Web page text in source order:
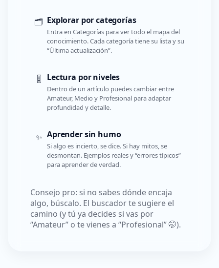
🗂️ Explorar por categorías
Entra en Categorías para ver todo el mapa del
conocimiento. Cada categoría tiene su lista y su
“Última actualización”.
🎚️ Lectura por niveles
Dentro de un artículo puedes cambiar entre
Amateur, Medio y Profesional para adaptar
profundidad y detalle.
✨ Aprender sin humo
Si algo es incierto, se dice. Si hay mitos, se
desmontan. Ejemplos reales y “errores típicos”
para aprender de verdad.
Consejo pro: si no sabes dónde encaja
algo, búscalo. El buscador te sugiere el
camino (y tú ya decides si vas por
“Amateur” o te vienes a “Profesional” 🤭).